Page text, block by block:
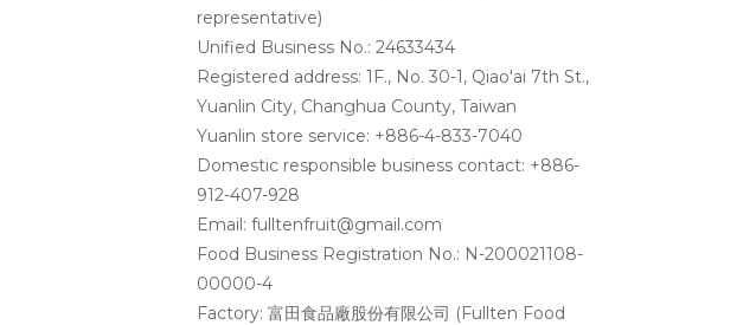
representative)
Unified Business No.: 24633434
Registered address: 1F., No. 30-1, Qiao'ai 7th St.,
Yuanlin City, Changhua County, Taiwan
Yuanlin store service: +886-4-833-7040
Domestic responsible business contact: +886-
912-407-928
Email: fulltenfruit@gmail.com
Food Business Registration No.: N-200021108-
00000-4
Factory: 富田食品廠股份有限公司 (Fullten Food